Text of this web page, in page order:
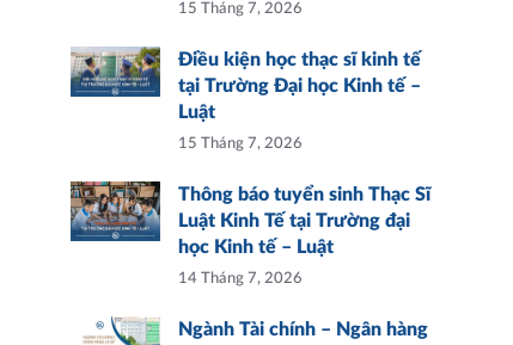
15 Tháng 7, 2026
Điều kiện học thạc sĩ kinh tế
tại Trường Đại học Kinh tế –
Luật
15 Tháng 7, 2026
Thông báo tuyển sinh Thạc Sĩ
Luật Kinh Tế tại Trường đại
học Kinh tế – Luật
14 Tháng 7, 2026
Ngành Tài chính – Ngân hàng